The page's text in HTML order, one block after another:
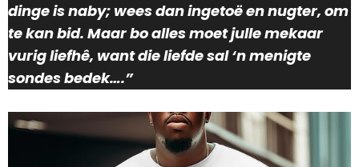
dinge is naby; wees dan ingetoë en nugter, om
te kan bid. Maar bo alles moet julle mekaar
vurig liefhê, want die liefde sal ‘n menigte
sondes bedek….”